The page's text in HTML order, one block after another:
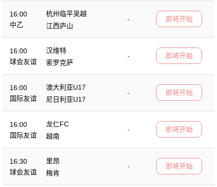
16:00
中乙
杭州临平吴越
-
江西庐山
即将开始
16:00
球会友谊
汉维特
-
索罗克萨
即将开始
16:00
国际友谊
澳大利亚U17
-
尼日利亚U17
即将开始
16:00
国际友谊
龙仁FC
-
越南
即将开始
16:30
球会友谊
里昂
-
梅肯
即将开始